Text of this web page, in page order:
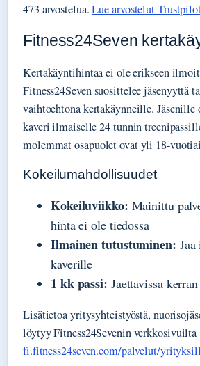
473 arvostelua.Lue arvostelut
Fitness24Seven
Kertakäyntihintaa ei ole erikseen
Fitness24Seven suosittelee jäsenyyttä
vaihtoehtona kertakäynneille.
kaveri ilmaiselle 24 tunnin
molemmat osapuolet ovat yli 18-
Kokeilumahdollisuudet
Kokeiluviikko: Mainittu
hinta ei ole tiedossa
Ilmainen tutustuminen:
kaverille
1 kk passi: Jaettavissa
Lisätietoa yritysyhteistyöstä,
löytyy Fitness24Sevenin verkkosivuilta
fi.fitness24seven.com/palvelut/